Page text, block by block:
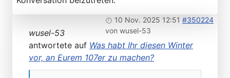
10 Nov. 2025 12:51 #350224
von wusel-53
wusel-53
antwortete auf Was habt Ihr diesen Winter
vor, an Eurem 107er zu machen?